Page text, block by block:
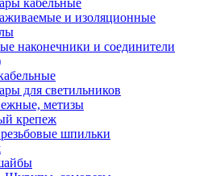
кабельные
и изоляционные
наконечники и соединители
для светильников
метизы
крепеж
шпильки